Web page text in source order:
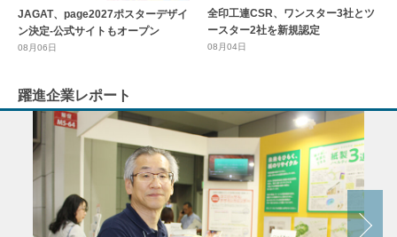
JAGAT、page2027ポスターデザイ
ン決定-公式サイトもオープン
08月06日
全印工連CSR、ワンスター3社とツ
ースター2社を新規認定
08月04日
躍進企業レポート